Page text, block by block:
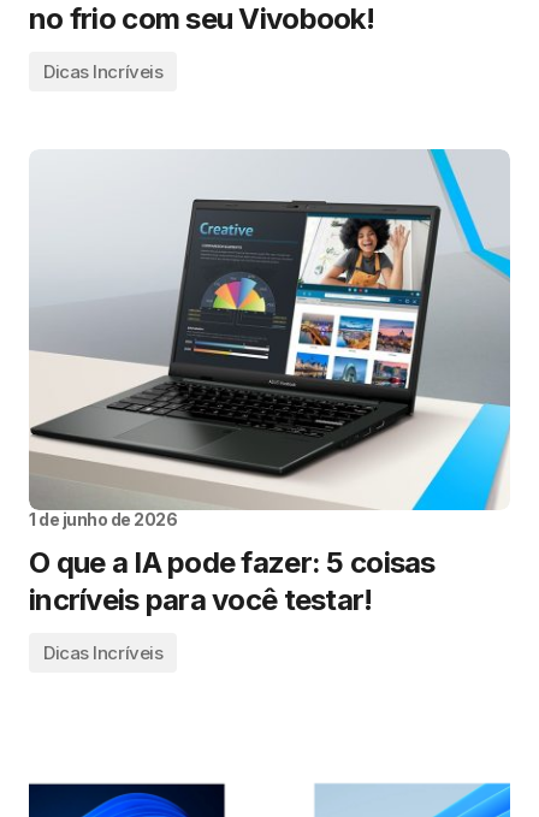
no frio com seu Vivobook!
Dicas Incríveis
1 de junho de 2026
O que a IA pode fazer: 5 coisas
incríveis para você testar!
Dicas Incríveis